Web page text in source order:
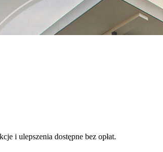
i ulepszenia dostępne bez opłat.